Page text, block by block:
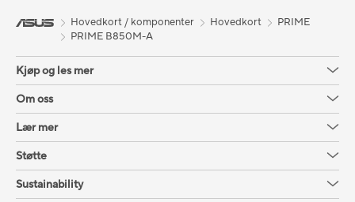
Hovedkort / komponenter Hovedkort
PRIME
PRIME B850M-A
Kjøp og les mer
Om oss
Lær mer
Støtte
Sustainability